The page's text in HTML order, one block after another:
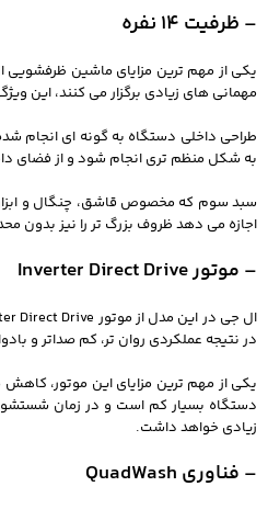
– ظرفیت 14 نفره
مهمانی های زیادی برگزار می کنند، این
طراحی داخلی دستگاه به گونه ای انجام
به شکل منظم تری انجام شود و از فضای
سبد سوم که مخصوص قاشق، چنگال و
اجازه می دهد ظروف بزرگ تر را نیز بدون
– موتور Inverter Direct Drive
در نتیجه عملکردی روان تر، کم صداتر و
یکی از مهم ترین مزایای این موتور،
دستگاه بسیار کم است و در زمان شستشو
زیادی خواهد داشت.
– فناوری QuadWash
اینستاگرام
تلگرام